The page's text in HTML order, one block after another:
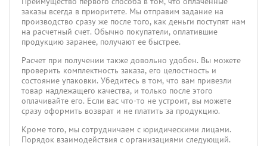
заказы всегда в приоритете. Мы отправим задание на
производство сразу же после того, как деньги поступят нам
на расчетный счет. Обычно покупатели, оплатившие
продукцию заранее, получают ее быстрее.
Расчет при получении также довольно удобен. Вы можете
проверить комплектность заказа, его целостность и
состояние упаковки. Убедитесь в том, что вам привезли
товар надлежащего качества, и только после этого
оплачивайте его. Если вас что-то не устроит, вы можете
сразу оформить возврат и не платить за продукцию.
Кроме того, мы сотрудничаем с юридическими лицами.
Порядок взаимодействия с организациями следующий.